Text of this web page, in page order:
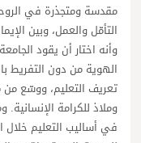
مقدسة ومتجذرة في
التأمّل والعمل، وبين
وأنه اختار أن يقود
الهوية من دون التفريط
تعريف التعليم، ووسّع
وملاذ للكرامة الإنسانية.
في أساليب التعليم خلال